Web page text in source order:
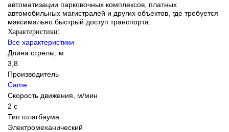
автоматизации парковочных комплексов, платных
автомобильных магистралей и других объектов, где требуется
максимально быстрый доступ транспорта.
Характеристики:
Все характеристики
Длина стрелы, м
3,8
Производитель
Came
Скорость движения, м/мин
2 с
Тип шлагбаума
Электромеханический